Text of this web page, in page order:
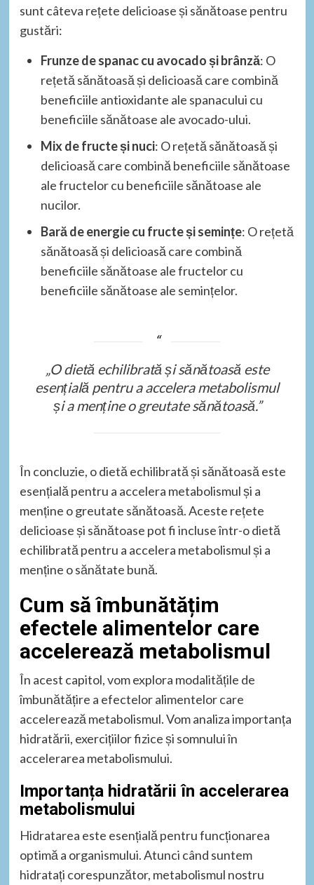
sunt câteva rețete delicioase și sănătoase pentru
gustări:
Frunze de spanac cu avocado și brânză: O
rețetă sănătoasă și delicioasă care combină
beneficiile antioxidante ale spanacului cu
beneficiile sănătoase ale avocado-ului.
Mix de fructe și nuci: O rețetă sănătoasă și
delicioasă care combină beneficiile sănătoase
ale fructelor cu beneficiile sănătoase ale
nucilor.
Bară de energie cu fructe și semințe: O rețetă
sănătoasă și delicioasă care combină
beneficiile sănătoase ale fructelor cu
beneficiile sănătoase ale semințelor.
„O dietă echilibrată și sănătoasă este
esențială pentru a accelera metabolismul
și a menține o greutate sănătoasă.”
În concluzie, o dietă echilibrată și sănătoasă este
esențială pentru a accelera metabolismul și a
menține o greutate sănătoasă. Aceste rețete
delicioase și sănătoase pot fi incluse într-o dietă
echilibrată pentru a accelera metabolismul și a
menține o sănătate bună.
Cum să îmbunătățim
efectele alimentelor care
accelerează metabolismul
În acest capitol, vom explora modalitățile de
îmbunătățire a efectelor alimentelor care
accelerează metabolismul. Vom analiza importanța
hidratării, exercițiilor fizice și somnului în
accelerarea metabolismului.
Importanța hidratării în accelerarea
metabolismului
Hidratarea este esențială pentru funcționarea
optimă a organismului. Atunci când suntem
hidratați corespunzător, metabolismul nostru